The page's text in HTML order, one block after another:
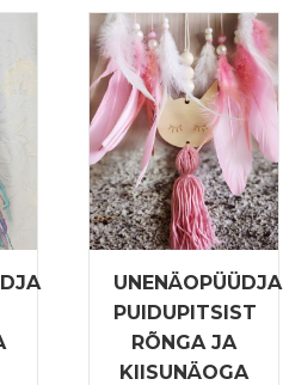
UNENÄOPÜÜDJA
PUIDUPITSIST
RÕNGA JA
KIISUNÄOGA